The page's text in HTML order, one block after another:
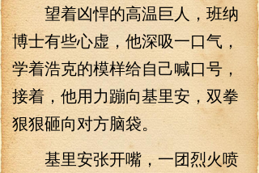
望着凶悍的高温巨人，班纳
博士有些心虚，他深吸一口气，
学着浩克的模样给自己喊口号，
接着，他用力蹦向基里安，双拳
狠狠砸向对方脑袋。
基里安张开嘴，一团烈火喷